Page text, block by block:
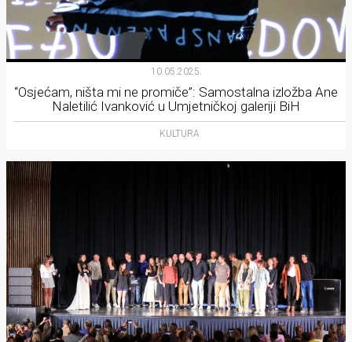
10.05.2025.
“Osjećam, ništa mi ne promiče”: Samostalna izložba Ane
Naletilić Ivanković u Umjetničkoj galeriji BiH
KULTURA